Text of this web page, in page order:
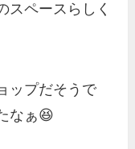
スペースらしく
ップだそうで
なぁ😆